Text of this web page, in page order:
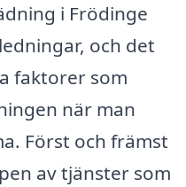
i Frödinge
och det
faktorer som
när man
Först och främst
av tjänster som